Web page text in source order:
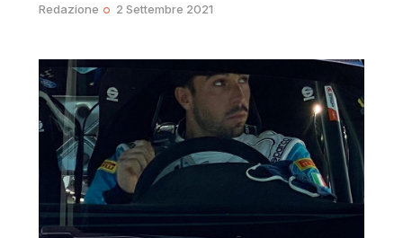
Redazione 2 Settembre 2021